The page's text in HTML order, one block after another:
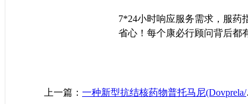
7*24小时响应服务需求，服药
省心！每个康必行顾问背后都
上一篇： 一种新型抗结核药物普托马尼(Dovprela/Pretomanid)的作用机制与特点介绍